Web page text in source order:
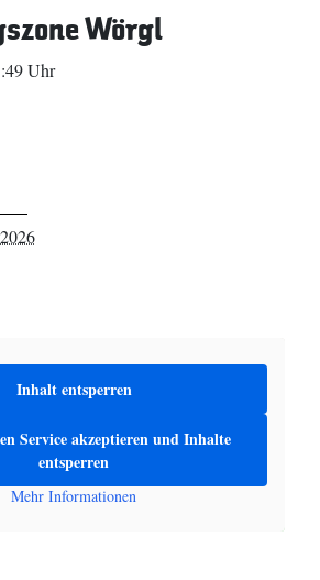
Wörgl
Uhr
Inhalt entsperren
Service akzeptieren und Inhalte
entsperren
Mehr Informationen